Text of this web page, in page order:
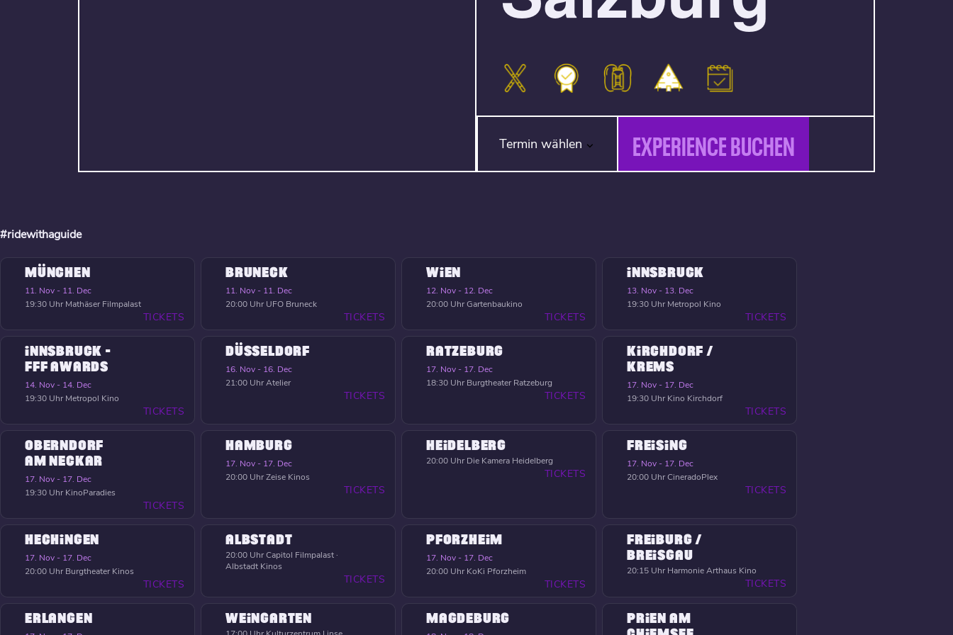
Termin wählen EXPERIENCE BUCHEN
#ridewithaguide
MÜNCHEN
11. Nov - 11. Dec
19:30 Uhr Mathäser Filmpalast
TICKETS
BRUNECK
11. Nov - 11. Dec
20:00 Uhr UFO Bruneck
TICKETS
WIEN
12. Nov - 12. Dec
20:00 UhrGartenbaukino
TICKETS
INNSBRUCK
13. Nov - 13. Dec
19:30 Uhr Metropol Kino
TICKETS
INNSBRUCK -
FFF AWARDS
14. Nov - 14. Dec
19:30 Uhr Metropol Kino
TICKETS
DÜSSELDORF
16. Nov - 16. Dec
21:00 UhrAtelier
TICKETS
RATZEBURG
17. Nov - 17. Dec
18:30 Uhr Burgtheater Ratzeburg
TICKETS
KIRCHDORF /
KREMS
17. Nov - 17. Dec
19:30 Uhr Kino Kirchdorf
TICKETS
OBERNDORF
AM NECKAR
17. Nov - 17. Dec
19:30 Uhr KinoParadies
TICKETS
HAMBURG
17. Nov - 17. Dec
20:00 UhrZeise Kinos
TICKETS
HEIDELBERG
20:00 Uhr Die Kamera Heidelberg
TICKETS
FREISING
17. Nov - 17. Dec
20:00 UhrCineradoPlex
TICKETS
HECHINGEN
17. Nov - 17. Dec
20:00 Uhr Burgtheater Kinos
TICKETS
ALBSTADT
20:00 UhrCapitol Filmpalast ·
Albstadt Kinos
TICKETS
PFORZHEIM
17. Nov - 17. Dec
20:00 Uhr KoKi Pforzheim
TICKETS
FREIBURG /
BREISGAU
20:15 Uhr Harmonie Arthaus Kino
TICKETS
ERLANGEN WEINGARTEN MAGDEBURG
PRIEN AM